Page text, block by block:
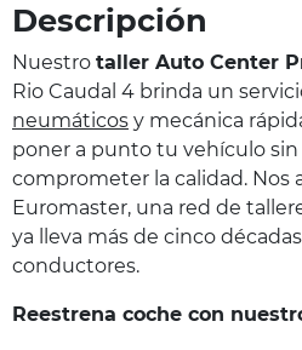
Descripción
Nuestro taller Auto Center
Rio Caudal 4 brinda un
neumáticos y mecánica
poner a punto tu vehículo
comprometer la calidad. Nos
Euromaster, una red de
ya lleva más de cinco
conductores.
Reestrena coche con